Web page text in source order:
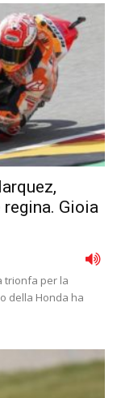
Gioia
trionfa per la
della Honda ha